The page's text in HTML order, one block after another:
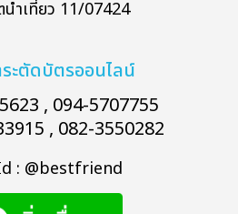
ำเที่ยว 11/07424
ะตัดบัตรออนไลน์
, 094-5707755
, 082-3550282
: @bestfriend